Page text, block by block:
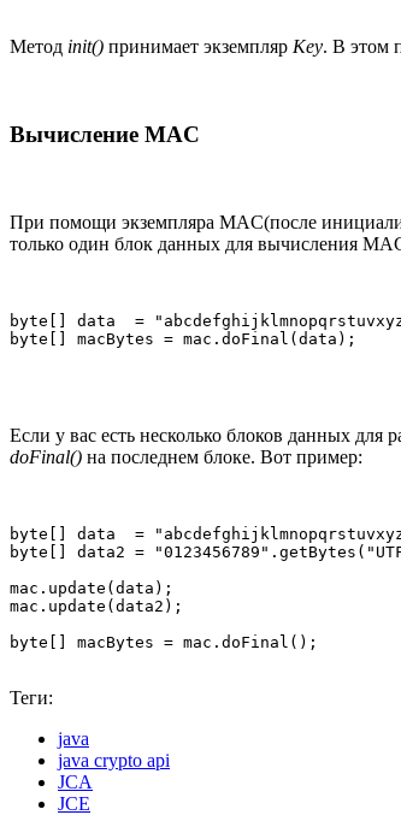
Метод init() принимает экземпляр Key. В этом
Вычисление MAC
При помощи экземпляра MAC(после
только один блок данных для вычисления
byte[] data  =
byte[] macBytes = mac.doFinal(data);
Если у вас есть несколько блоков данных
doFinal() на последнем блоке. Вот пример:
byte[] data  =
byte[] data2 =
mac.update(data);
mac.update(data2);
byte[] macBytes = mac.doFinal();
Теги:
java
java crypto api
JCA
JCE